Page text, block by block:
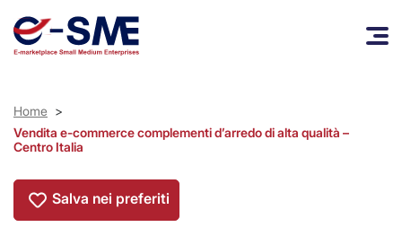
Home >
Vendita e-commerce complementi d’arredo di alta qualità –
Centro Italia
Salva nei preferiti